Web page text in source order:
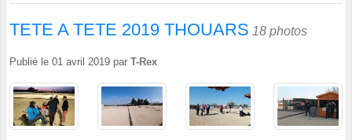
TETE A TETE 2019 THOUARS 18 photos
Publié le 01 avril 2019 par T-Rex